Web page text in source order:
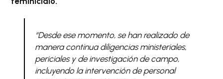
“Desde ese momento, se han realizado de
manera continua diligencias ministeriales,
periciales y de investigación de campo,
incluyendo la intervención de personal